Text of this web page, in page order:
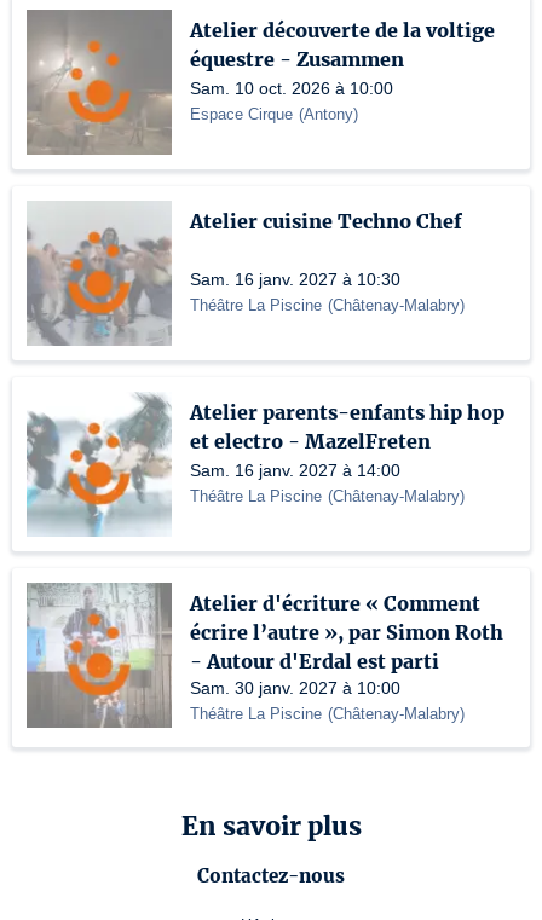
Atelier découverte de la voltige
équestre - Zusammen
Sam. 10 oct. 2026 à 10:00
Espace Cirque (Antony)
Atelier cuisine Techno Chef
Sam. 16 janv. 2027 à 10:30
Théâtre La Piscine (Châtenay-Malabry)
Atelier parents-enfants hip hop
et electro - MazelFreten
Sam. 16 janv. 2027 à 14:00
Théâtre La Piscine (Châtenay-Malabry)
Atelier d'écriture « Comment
écrire l’autre », par Simon Roth
- Autour d'Erdal est parti
Sam. 30 janv. 2027 à 10:00
Théâtre La Piscine (Châtenay-Malabry)
En savoir plus
Contactez-nous